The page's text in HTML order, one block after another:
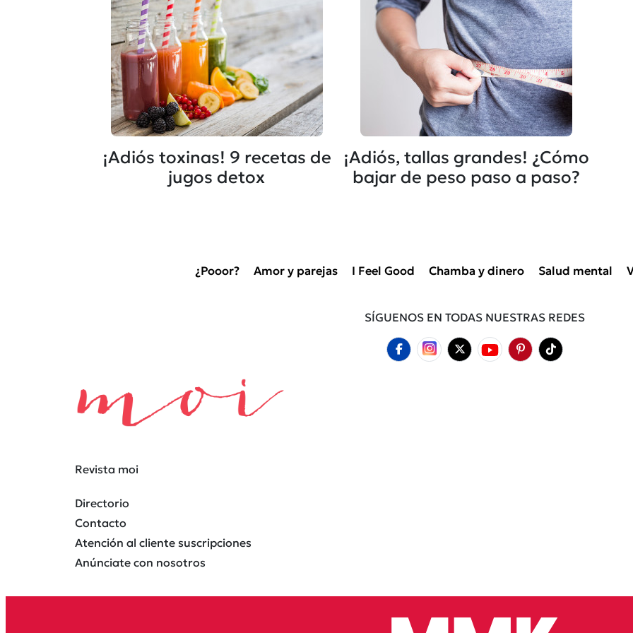
¡Adiós toxinas! 9 recetas de
jugos detox
¡Adiós, tallas grandes! ¿Cómo
bajar de peso paso a paso?
¿Pooor? Amor y parejas I Feel Good Chamba y dinero Salud mental
SÍGUENOS EN TODAS NUESTRAS REDES
Revista moi
Directorio
Contacto
Atención al cliente suscripciones
Anúnciate con nosotros